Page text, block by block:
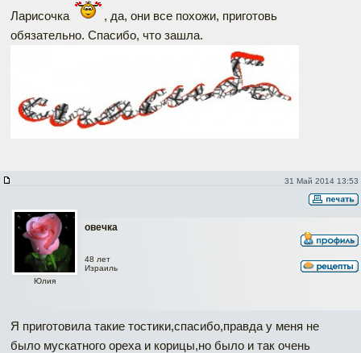
Ларисочка
, да, они все похожи, приготовь
обязательно. Спасибо, что зашла.
31 Май 2014 13:53
овечка
Юлия
48 лет
Израиль
Я приготовила такие тостики,спасибо,правда у меня не
было мускатного ореха и корицы,но было и так очень